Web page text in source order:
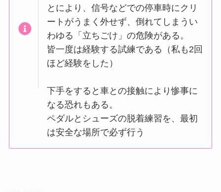
とにより、信号などでの停車時にクリ
ートがうまく外せず、倒れてしまうい
わゆる「立ちごけ」の危険がある。
皆一度は経験する試練である（私も2回
ほど経験をした）
下手をすると車との接触により惨事に
なる恐れもある。
ペダルとシューズの脱着練習を、最初
は安全な場所で必ず行う